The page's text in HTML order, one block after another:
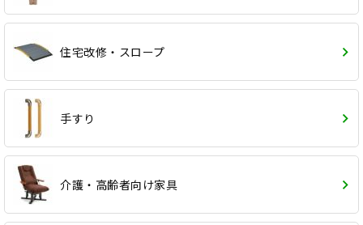
住宅改修・スロープ
手すり
介護・高齢者向け家具